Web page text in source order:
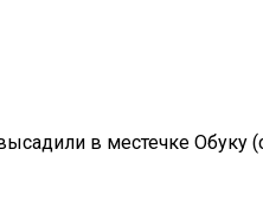
в местечке Обуку